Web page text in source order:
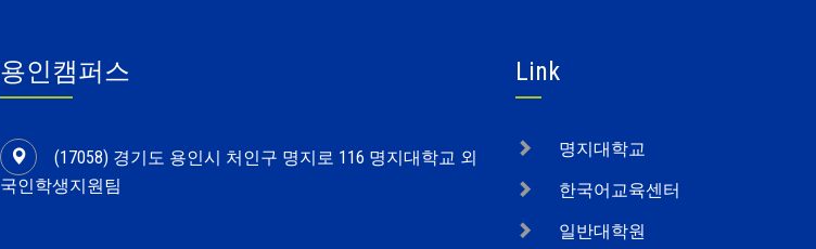
용인캠퍼스
(17058) 경기도 용인시 처인구 명지로 116 명지대학교 외
국인학생지원팀
Link
명지대학교
한국어교육센터
일반대학원